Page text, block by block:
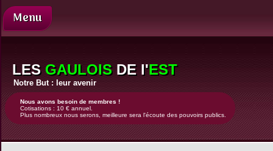
Nos
demandes
Comité
de
direction
Revue
de
Menu
LES GAULOISDE l'EST
Notre But : leur avenir
Nous avons besoin de membres !
Cotisations : 10 € annuel.
Plus nombreux nous serons, meilleure sera l'écoute des pouvoirs publics.